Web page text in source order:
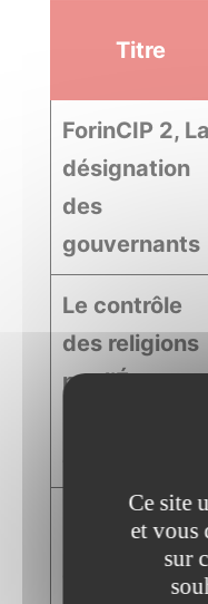
Titre
ForinCIP 2, La
désignation
des
gouvernants
Le contrôle
des religions
par l’État en
Ce site
et vous
sur